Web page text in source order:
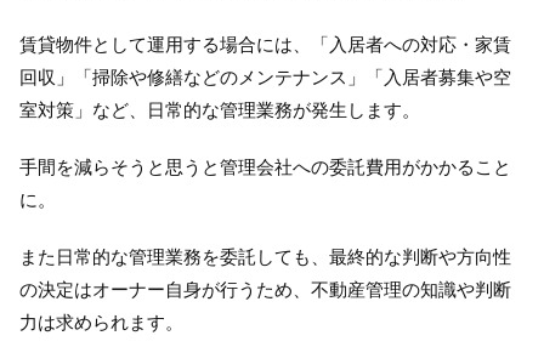
賃貸物件として運用する場合には、「入居者への対応・家賃
回収」「掃除や修繕などのメンテナンス」「入居者募集や空
室対策」など、日常的な管理業務が発生します。
手間を減らそうと思うと管理会社への委託費用がかかること
に。
また日常的な管理業務を委託しても、最終的な判断や方向性
の決定はオーナー自身が行うため、不動産管理の知識や判断
力は求められます。